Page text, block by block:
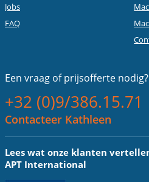
Jobs
FAQ
Een vraag ofprijsofferte nodig?
+32 (0)9/386.15.71
Contacteer Kathleen
Lees wat onze klanten
APT International